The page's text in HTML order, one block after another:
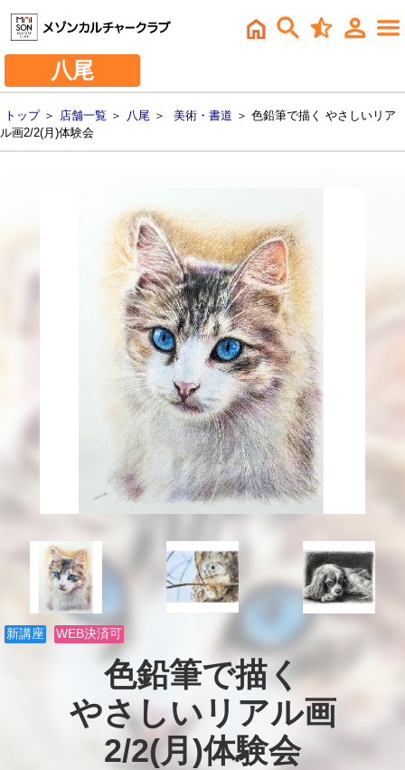
八尾
トップ＞ 店舗一覧 ＞ 八尾 ＞ 美術・書道 ＞ 色鉛筆で描く やさしいリア
ル画2/2(月)体験会
新講座 WEB決済可
色鉛筆で描く
やさしいリアル画
2/2(月)体験会